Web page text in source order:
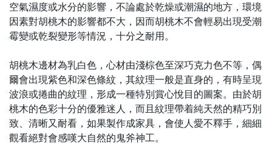
空氣濕度或水分的影響，不論處於乾燥或潮濕的地方，環境
因素對胡桃木的影響都不大，因而胡桃木不會輕易出現受潮
霉變或乾裂變形等情況，十分之耐用。
胡桃木邊材為乳白色，心材由淺棕色至深巧克力色不等，偶
爾會出現紫色和深色條紋，其紋理一般是直身的，有時呈現
波浪或捲曲的紋理，形成一種特別賞心悅目的圖案。由於胡
桃木的色彩十分的優雅迷人，而且紋理帶着純天然的精巧別
致、清晰又耐看，如果製作成家具，會使人愛不釋手，細細
觀看絕對會感嘆大自然的鬼斧神工。